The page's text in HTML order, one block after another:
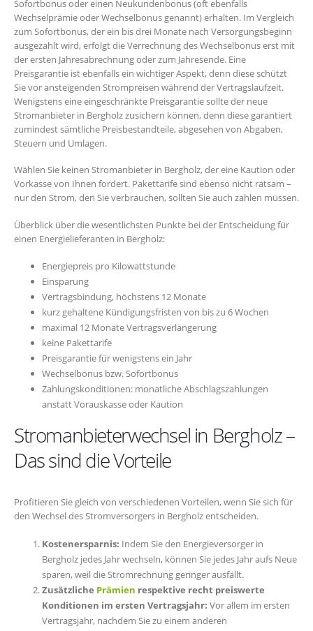
Sofortbonus oder einen Neukundenbonus (oft ebenfalls
Wechselprämie oder Wechselbonus genannt) erhalten. Im Vergleich
zum Sofortbonus, der ein bis drei Monate nach Versorgungsbeginn
ausgezahlt wird, erfolgt die Verrechnung des Wechselbonus erst mit
der ersten Jahresabrechnung oder zum Jahresende. Eine
Preisgarantie ist ebenfalls ein wichtiger Aspekt, denn diese schützt
Sie vor ansteigenden Strompreisen während der Vertragslaufzeit.
Wenigstens eine eingeschränkte Preisgarantie sollte der neue
Stromanbieter in Bergholz zusichern können, denn diese garantiert
zumindest sämtliche Preisbestandteile, abgesehen von Abgaben,
Steuern und Umlagen.
Wählen Sie keinen Stromanbieter in Bergholz, der eine Kaution oder
Vorkasse von Ihnen fordert. Pakettarife sind ebenso nicht ratsam –
nur den Strom, den Sie verbrauchen, sollten Sie auch zahlen müssen.
Überblick über die wesentlichsten Punkte bei der Entscheidung für
einen Energielieferanten in Bergholz:
Energiepreis pro Kilowattstunde
Einsparung
Vertragsbindung, höchstens 12 Monate
kurz gehaltene Kündigungsfristen von bis zu 6 Wochen
maximal 12 Monate Vertragsverlängerung
keine Pakettarife
Preisgarantie für wenigstens ein Jahr
Wechselbonus bzw. Sofortbonus
Zahlungskonditionen: monatliche Abschlagszahlungen
anstatt Vorauskasse oder Kaution
Stromanbieterwechsel in Bergholz –
Das sind die Vorteile
Profitieren Sie gleich von verschiedenen Vorteilen, wenn Sie sich für
den Wechsel des Stromversorgers in Bergholz entscheiden.
Kostenersparnis: Indem Sie den Energieversorger in
Bergholz jedes Jahr wechseln, können Sie jedes Jahr aufs Neue
sparen, weil die Stromrechnung geringer ausfällt.
Zusätzliche Prämien respektive recht preiswerte
Konditionen im ersten Vertragsjahr: Vor allem im ersten
Vertragsjahr, nachdem Sie zu einem anderen